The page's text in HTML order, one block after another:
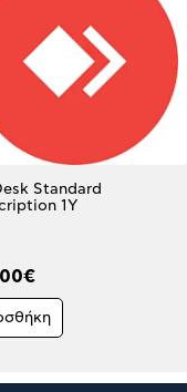
Standard
1Y